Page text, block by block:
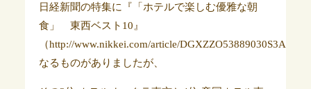
日経新聞の特集に『「ホテルで楽しむ優雅な朝
食」 東西ベスト10』
（http://www.nikkei.com/article/
なるものがありましたが、